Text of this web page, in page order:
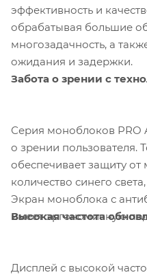
эффективность и
обрабатывая большие
многозадачность, а
ожидания и задержки.
Забота о зрении с
Серия моноблоков PRO
о зрении пользователя.
обеспечивает защиту
количество синего
Экран моноблока с
имеет эргономичную
Высокая частота
Дисплей с высокой